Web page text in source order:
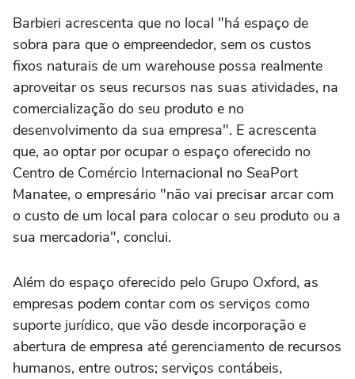
Barbieri acrescenta que no local "há espaço de
sobra para que o empreendedor, sem os custos
fixos naturais de um warehouse possa realmente
aproveitar os seus recursos nas suas atividades, na
comercialização do seu produto e no
desenvolvimento da sua empresa". E acrescenta
que, ao optar por ocupar o espaço oferecido no
Centro de Comércio Internacional no SeaPort
Manatee, o empresário "não vai precisar arcar com
o custo de um local para colocar o seu produto ou a
sua mercadoria", conclui.
Além do espaço oferecido pelo Grupo Oxford, as
empresas podem contar com os serviços como
suporte jurídico, que vão desde incorporação e
abertura de empresa até gerenciamento de recursos
humanos, entre outros; serviços contábeis,